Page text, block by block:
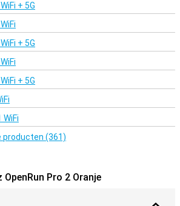
microfoons kun je met de
duidelijk communiceren, zelfs in
Dit maakt deze hoofdtelefoon ook
van telefoongesprekken tijdens het
+ 5G
+ 5G
+ 5G
WiFi
producten (361)
Pro 2 Oranje